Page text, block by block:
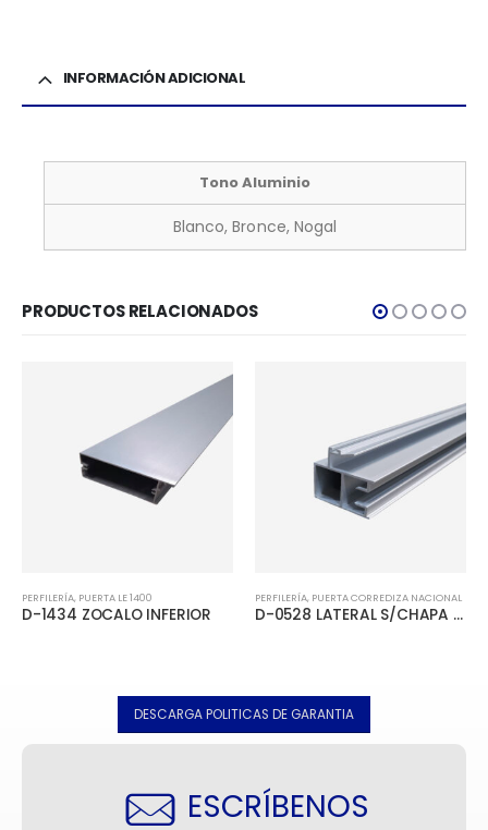
INFORMACIÓN ADICIONAL
Tono Aluminio
Blanco, Bronce, Nogal
PRODUCTOS RELACIONADOS
PERFILERÍA, PUERTA LE 1400
D-1434 ZOCALO INFERIOR
PERFILERÍA, PUERTA CORREDIZA NACIONAL
D-0528 LATERAL S/CHAPA PUERTA CORREDIZA
DESCARGA POLITICAS DE GARANTIA
ESCRÍBENOS